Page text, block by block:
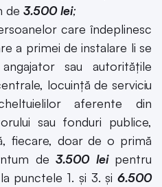
de 3.500 lei;
care îndeplinesc
a primei de instalare li se
sau autoritățile
locuință de serviciu
aferente din
sau fonduri publice,
fiecare, doar de o primă
de3.500 leipentru
punctele 1. și 3. și 6.500